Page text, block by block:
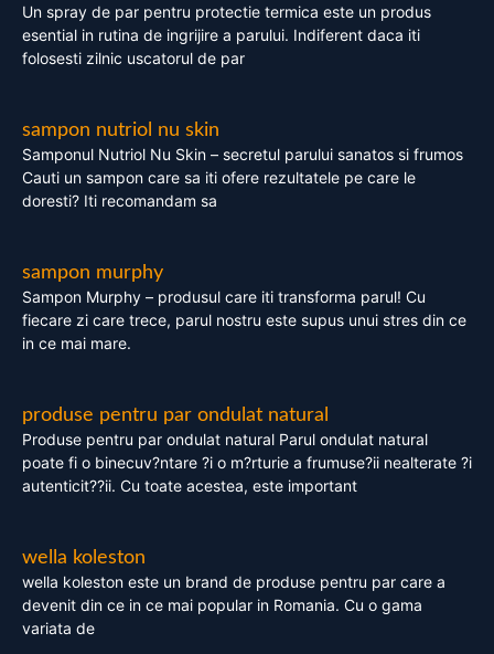
Un spray de par pentru protectie termica este un produs
esential in rutina de ingrijire a parului. Indiferent daca iti
folosesti zilnic uscatorul de par
sampon nutriol nu skin
Samponul Nutriol Nu Skin – secretul parului sanatos si frumos
Cauti un sampon care sa iti ofere rezultatele pe care le
doresti? Iti recomandam sa
sampon murphy
Sampon Murphy – produsul care iti transforma parul! Cu
fiecare zi care trece, parul nostru este supus unui stres din ce
in ce mai mare.
produse pentru par ondulat natural
Produse pentru par ondulat natural Parul ondulat natural
poate fi o binecuv?ntare ?i o m?rturie a frumuse?ii nealterate ?i
autenticit??ii. Cu toate acestea, este important
wella koleston
wella koleston este un brand de produse pentru par care a
devenit din ce in ce mai popular in Romania. Cu o gama
variata de